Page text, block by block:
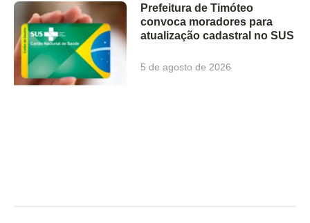
Prefeitura de Timóteo
convoca moradores para
atualização cadastral no SUS
5 de agosto de 2026